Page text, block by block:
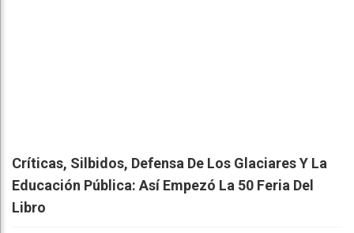
Críticas, Silbidos, Defensa De Los Glaciares Y La
Educación Pública: Así Empezó La 50 Feria Del
Libro